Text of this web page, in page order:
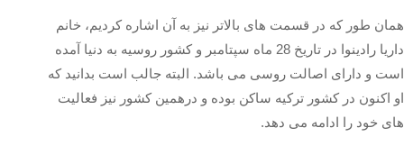
همان طور که در قسمت های بالاتر نیز به آن اشاره کردیم، خانم
داریا رادینوا در تاریخ 28 ماه سپتامبر و کشور روسیه به دنیا آمده
است و دارای اصالت روسی می باشد. البته جالب است بدانید که
او اکنون در کشور ترکیه ساکن بوده و درهمین کشور نیز فعالیت
های خود را ادامه می دهد.